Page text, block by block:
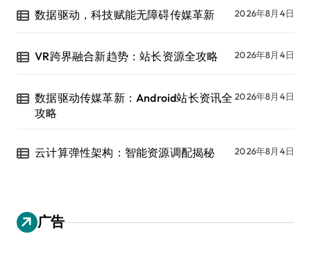
数据驱动，科技赋能无障碍传媒革新 2026年8月4日
VR跨界融合新趋势：站长资源全攻略 2026年8月4日
数据驱动传媒革新：Android站长资讯全
攻略
2026年8月4日
云计算弹性架构：智能资源调配揭秘 2026年8月4日
广告